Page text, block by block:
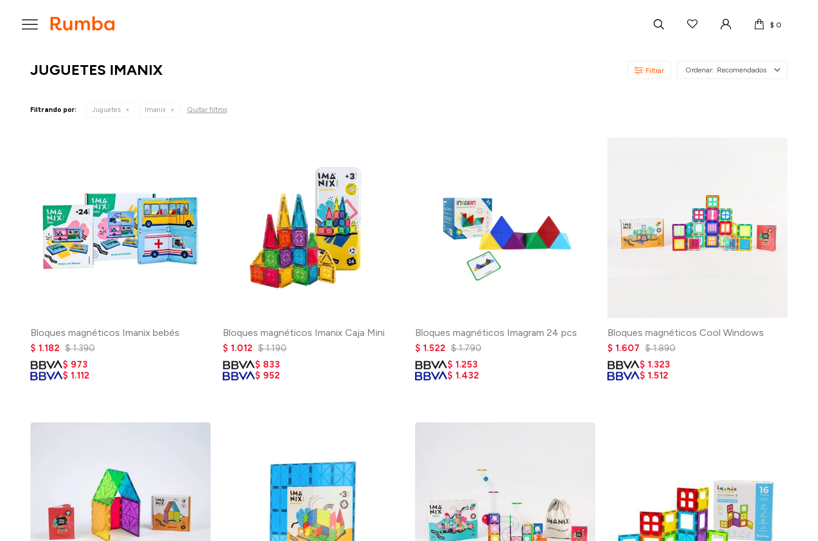
$ 0

JUGUETES IMANIX Recomendados
Filtrando por: Juguetes Imanix Quitar filtros
Bloques magnéticos Imanix bebés
$ 1.182 $ 1.390
$ 973
$ 1.112
Bloques magnéticos Imanix Caja Mini
$ 1.012 $ 1.190
$ 833
$ 952
Bloques magnéticos Imagram 24 pcs
$ 1.522 $ 1.790
$ 1.253
$ 1.432
Bloques magnéticos Cool Windows
$ 1.607 $ 1.890
$ 1.323
$ 1.512